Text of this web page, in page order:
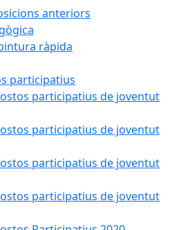
anteriors
ràpida
participatius
participatius de joventut
participatius de joventut
participatius de joventut
participatius de joventut